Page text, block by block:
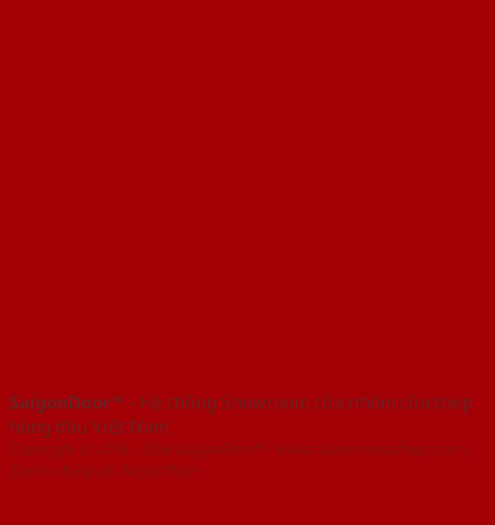
SaigonDoor™ - Hệ thống Showroom cửa nhôm cửa thép
hàng đầu Việt Nam
Copyright ⓒ 2016 – 2026 SaigonDoor™ - www.cuanhomcuathep.com |
Đơn vị chủ quản SaigonDoor